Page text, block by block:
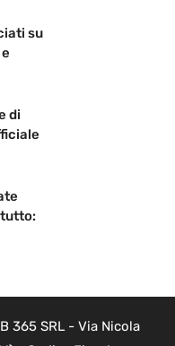
su
di
tutto:
365 SRL - Via Nicola